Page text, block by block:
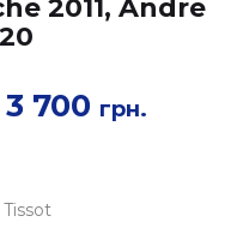
2011, Andre
3 700 грн.